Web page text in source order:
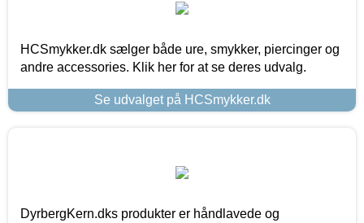
HCSmykker.dk sælger både ure, smykker, piercinger og
andre accessories. Klik her for at se deres udvalg.
Se udvalget på HCSmykker.dk
DyrbergKern.dks produkter er håndlavede og